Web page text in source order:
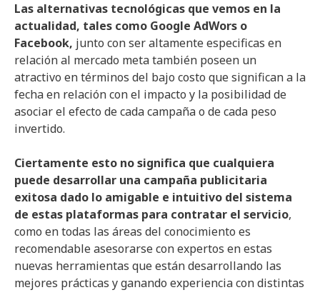
Las alternativas tecnológicas que vemos en la
actualidad, tales como Google AdWors o
Facebook, junto con ser altamente especificas en
relación al mercado meta también poseen un
atractivo en términos del bajo costo que significan a la
fecha en relación con el impacto y la posibilidad de
asociar el efecto de cada campaña o de cada peso
invertido.
Ciertamente esto no significa que cualquiera
puede desarrollar una campaña publicitaria
exitosa dado lo amigable e intuitivo del sistema
de estas plataformas para contratar el servicio,
como en todas las áreas del conocimiento es
recomendable asesorarse con expertos en estas
nuevas herramientas que están desarrollando las
mejores prácticas y ganando experiencia con distintas